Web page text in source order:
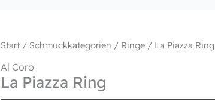
Start / Schmuckkategorien / Ringe / La Piazza Ring
Al Coro
La Piazza Ring